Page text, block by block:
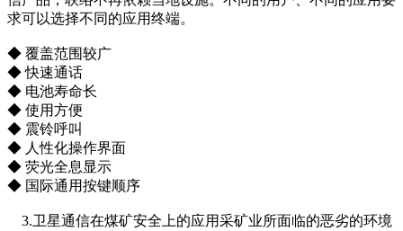
求可以选择不同的应用终端。
◆ 覆盖范围较广
◆ 快速通话
◆ 电池寿命长
◆ 使用方便
◆ 震铃呼叫
◆ 人性化操作界面
◆ 荧光全息显示
◆ 国际通用按键顺序
3.卫星通信在煤矿安全上的应用采矿业所面临的恶劣的环境